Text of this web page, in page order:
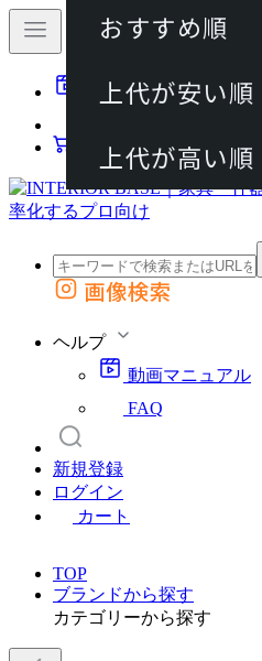
動画マニュアル
カート
外部サイトの商品をカートに追加
画像検索
ヘルプ
動画マニュアル
FAQ
新規登録
ログイン
カート
TOP
ブランドから探す
カテゴリーから探す
おすすめ順
上代が安い順
上代が高い順